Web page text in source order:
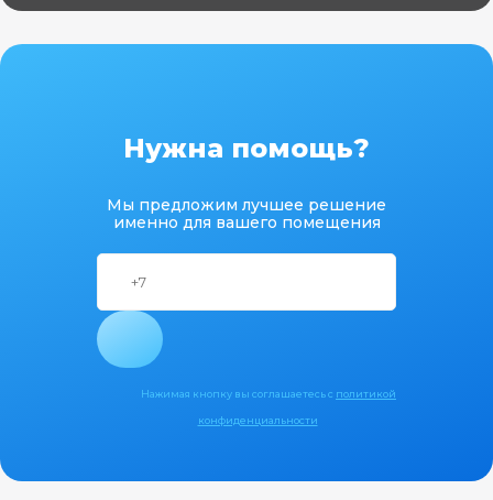
Нужна помощь?
Мы предложим лучшее решение
именно для вашего помещения
Нажимая кнопку вы соглашаетесь с политикой
конфиденциальности